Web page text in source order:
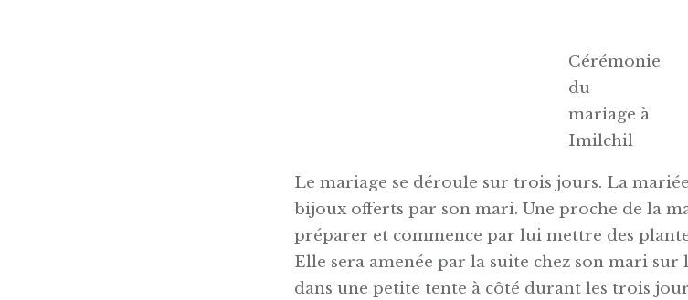
Cérémonie
du
mariage à
Imilchil
Le mariage se déroule sur trois jours. La
bijoux offerts par son mari. Une proche de la
préparer et commence par lui mettre des
Elle sera amenée par la suite chez son mari sur
dans une petite tente à côté durant les trois